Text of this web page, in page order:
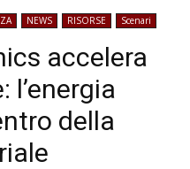
NEWS RISORSE Scenari
accelera
l’energia
della